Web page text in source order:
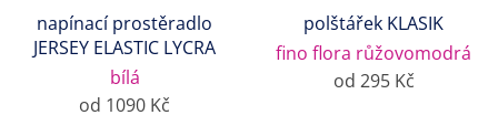
napínací prostěradlo
JERSEY ELASTIC LYCRA
bílá
od 1090 Kč
polštářek KLASIK
fino flora růžovomodrá
od 295 Kč